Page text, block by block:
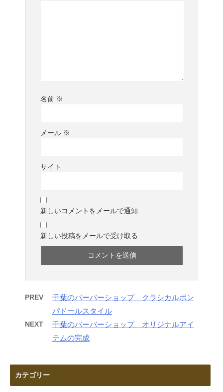
名前 ※
メール ※
サイト
新しいコメントをメールで通知
新しい投稿をメールで受け取る
PREV
千葉のバーバーショップ クラシカルポン
パドールスタイル
NEXT
千葉のバーバーショップ オリジナルアイ
テムの完成
カテゴリー